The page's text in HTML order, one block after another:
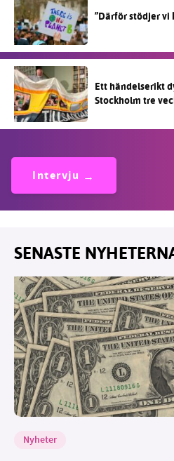
”Därför stödjer
Ett händelserikt
Stockholm tre
Intervju
SENASTE
Nyheter